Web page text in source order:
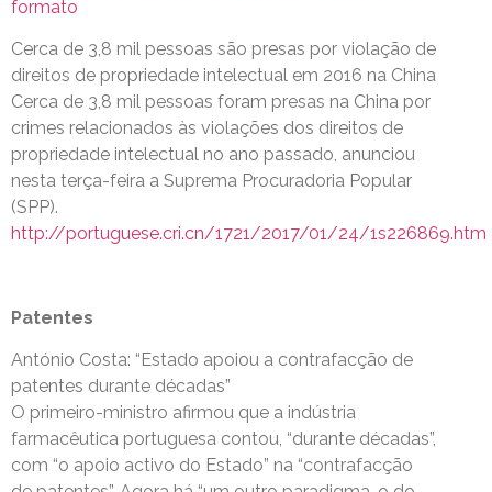
formato
Cerca de 3,8 mil pessoas são presas por violação de
direitos de propriedade intelectual em 2016 na China
Cerca de 3,8 mil pessoas foram presas na China por
crimes relacionados às violações dos direitos de
propriedade intelectual no ano passado, anunciou
nesta terça-feira a Suprema Procuradoria Popular
(SPP).
http://portuguese.cri.cn/1721/2017/01/24/1s226869.htm
Patentes
António Costa: “Estado apoiou a contrafacção de
patentes durante décadas”
O primeiro-ministro afirmou que a indústria
farmacêutica portuguesa contou, “durante décadas”,
com “o apoio activo do Estado” na “contrafacção